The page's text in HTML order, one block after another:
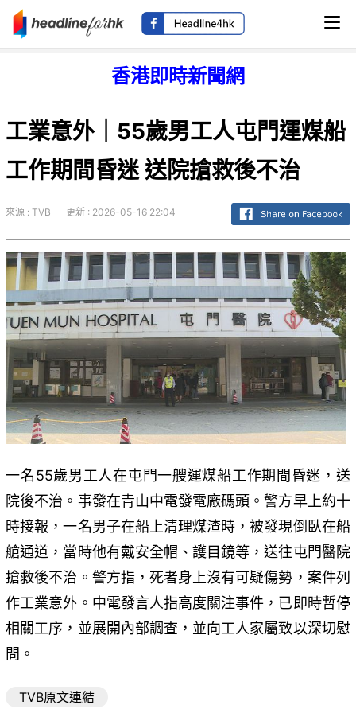
香港即時新聞網
工業意外｜55歲男工人屯門運煤船
工作期間昏迷 送院搶救後不治
來源 : TVB 更新 : 2026-05-16 22:04
一名55歲男工人在屯門一艘運煤船工作期間昏迷，送
院後不治。事發在青山中電發電廠碼頭。警方早上約十
時接報，一名男子在船上清理煤渣時，被發現倒臥在船
艙通道，當時他有戴安全帽、護目鏡等，送往屯門醫院
搶救後不治。警方指，死者身上沒有可疑傷勢，案件列
作工業意外。中電發言人指高度關注事件，已即時暫停
相關工序，並展開內部調查，並向工人家屬致以深切慰
問。
TVB原文連結